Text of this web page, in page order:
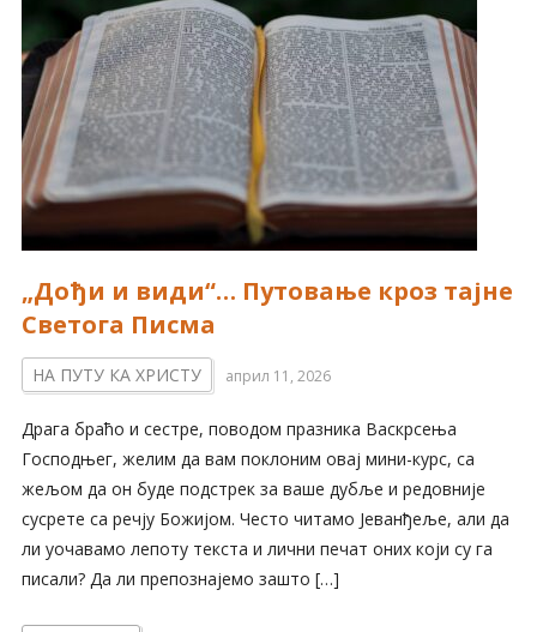
„Дођи и види“… Путовање кроз тајне
Светога Писма
НА ПУТУ КА ХРИСТУ април 11, 2026
Драга браћо и сестре, поводом празника Васкрсења
Господњег, желим да вам поклоним овај мини-курс, са
жељом да он буде подстрек за ваше дубље и редовније
сусрете са речју Божијом. Често читамо Јеванђеље, али да
ли уочавамо лепоту текста и лични печат оних који су га
писали? Да ли препознајемо зашто […]